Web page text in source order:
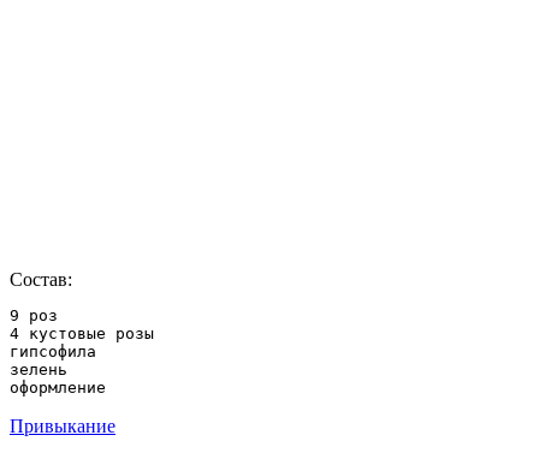
Состав:
9 роз
4 кустовые розы
гипсофила
зелень
оформление
Привыкание